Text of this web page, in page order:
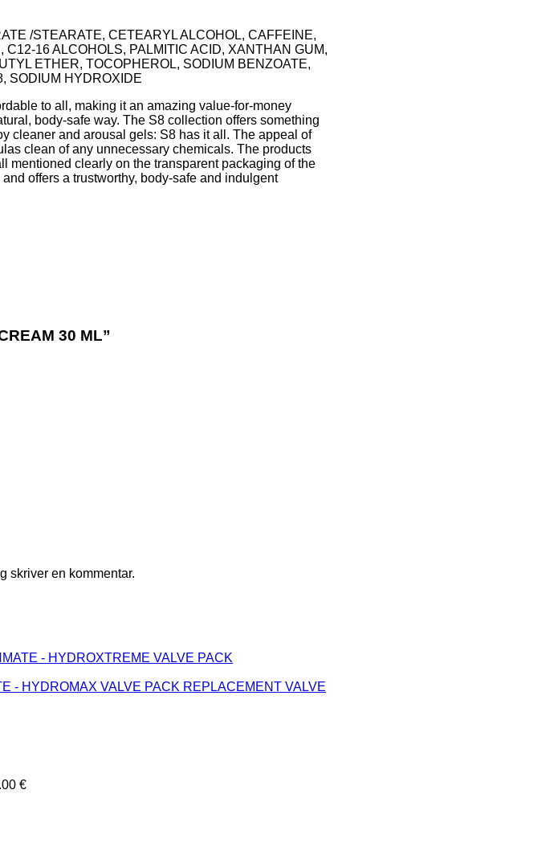
/STEARATE, CETEARYL ALCOHOL, CAFFEINE,
16 ALCOHOLS, PALMITIC ACID, XANTHAN GUM,
ETHER, TOCOPHEROL, SODIUM BENZOATE,
SODIUM HYDROXIDE
to all, making it an amazing value-for-money
body-safe way. The S8 collection offers something
cleaner and arousal gels: S8 has it all. The appeal of
clean of any unnecessary chemicals. The products
mentioned clearly on the transparent packaging of the
offers a trustworthy, body-safe and indulgent
30 ML”
skriver en kommentar.
- HYDROXTREME VALVE PACK
- HYDROMAX VALVE PACK REPLACEMENT VALVE
€